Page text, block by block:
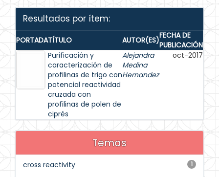
Resultados por ítem:
PORTADATÍTULO AUTOR(ES)FECHA DE
PUBLICACIÓN
Purificación y
caracterización de
profilinas de trigo con
potencial reactividad
cruzada con
profilinas de polen de
ciprés
Alejandra
Medina
Hernandez
oct-2017
Temas
1
cross reactivity